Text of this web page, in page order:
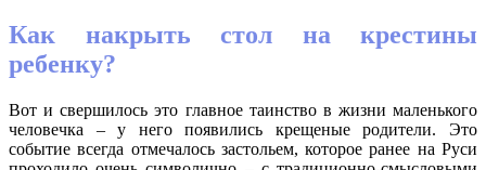
Как накрыть стол на крестины
ребенку?
Вот и свершилось это главное таинство в жизни маленького
человечка – у него появились крещеные родители. Это
событие всегда отмечалось застольем, которое ранее на Руси